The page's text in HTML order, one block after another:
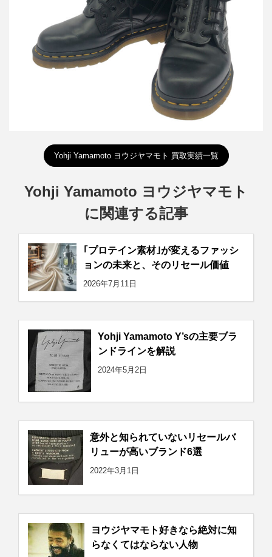
詳しく見る
Yohji Yamamoto ヨウジヤマモト 買取実績一覧
Yohji Yamamoto ヨウジヤマモト
に関連する記事
｢プロテイン素材｣が変えるファッシ
ョンの未来と、そのリセール価値
2026年7月11日
Yohji Yamamoto Y’sの主要ブラ
ンドラインを解説
2024年5月2日
意外と知られていないリセールバ
リューが高いブランド6選
2022年3月1日
ヨウジヤマモト好きなら絶対に知
らなくてはならない人物